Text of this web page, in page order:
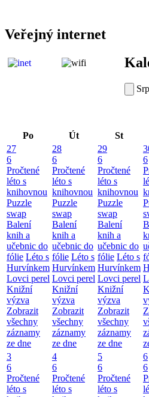
Veřejný internet
Po Út St
27
6
Pročtené
léto s
knihovnou
Puzzle
swap
Balení
knih a
učebnic do
fólie Léto s
Hurvínkem
Lovci perel
Knižní
výzva
Zobrazit
všechny
záznamy
ze dne
28
6
Pročtené
léto s
knihovnou
Puzzle
swap
Balení
knih a
učebnic do
fólie Léto s
Hurvínkem
Lovci perel
Knižní
výzva
Zobrazit
všechny
záznamy
ze dne
29
6
Pročtené
léto s
knihovnou
Puzzle
swap
Balení
knih a
učebnic do
fólie Léto s
Hurvínkem
Lovci perel
Knižní
výzva
Zobrazit
všechny
záznamy
ze dne
6
3
6
Pročtené
léto s
4
6
Pročtené
léto s
5
6
Pročtené
léto s
6
6